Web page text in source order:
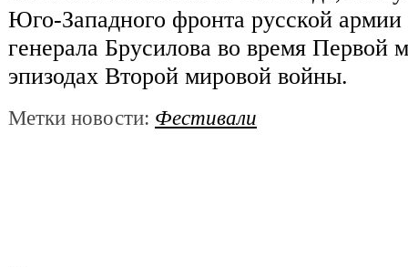
Юго-Западного фронта русской
генерала Брусилова во время Первой
эпизодах Второй мировой войны.
Метки новости: Фестивали